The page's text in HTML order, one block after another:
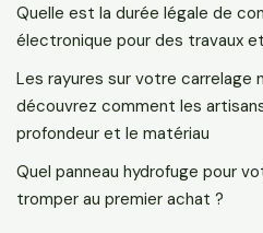
Quelle est la durée légale de
électronique pour des travaux
Les rayures sur votre carrelage
découvrez comment les
profondeur et le matériau
Quel panneau hydrofuge pour
tromper au premier achat ?